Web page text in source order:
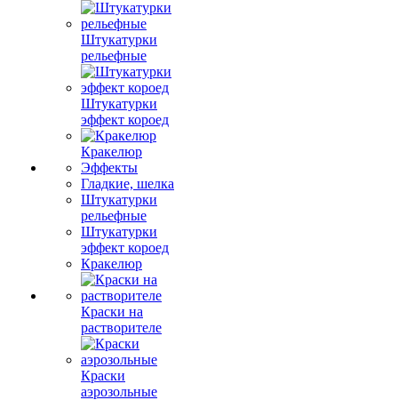
Штукатурки
рельефные
Штукатурки
эффект короед
Кракелюр
Эффекты
Гладкие, шелка
Штукатурки
рельефные
Штукатурки
эффект короед
Кракелюр
Краски на
растворителе
Краски
аэрозольные